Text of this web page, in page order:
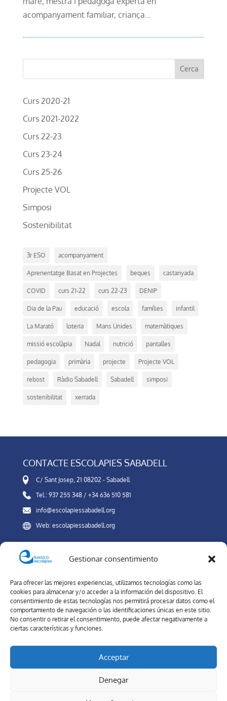
Gestionar consentimiento
Para ofrecer las mejores experiencias, utilizamos tecnologías como las
cookies para almacenar y/o acceder a la información del dispositivo. El
consentimiento de estas tecnologías nos permitirá procesar datos como el
comportamiento de navegación o las identificaciones únicas en este sitio.
No consentir o retirar el consentimiento, puede afectar negativamente a
ciertas características y funciones.
Acceptar
Denegar
acompanyament familiar, criança...
Curs 2020-21
Curs 2021-2022
Curs 22-23
Curs 23-24
Curs 25-26
Projecte VOL
Simposi
Sostenibilitat
3r ESO acompanyament
Aprenentatge Basat en Projectes beques castanyada
COVID curs 21-22 curs 22-23 DENIP
Dia de la Pau educació escola famílies infantil
La Marató loteria Mans Unides matemàtiques
missió escolàpia Nadal nutrició pantalles
pedagogia primària projecte Projecte VOL
rebost Ràdio Sabadell Sabadell simposi
sostenibilitat xerrada
CONTACTE ESCOLAPIES SABADELL
C/ Sant Josep, 21 08202 - Sabadell
Tel.: 937 255 348 / +34 636 510 581
info@escolapiessabadell.org
Web: escolapiessabadell.org
Canal Interno de Información
XARXES SOCIALS
Escolàpies Sabadell, estaràs al dia de la nostra oferta educativa i